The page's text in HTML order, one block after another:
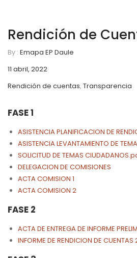
Rendición de
By : Emapa EP Daule
11 abril, 2022
Rendición de cuentas, Transparencia
FASE 1
ASISTENCIA PLANIFICACION DE
ASISTENCIA LEVANTAMIENTO DE
SOLICITUD DE TEMAS
DELEGACION DE COMISIONES
ACTA COMISION 1
ACTA COMISION 2
FASE 2
ACTA DE ENTREGA DE INFORME
INFORME DE RENDICION DE CUENTAS